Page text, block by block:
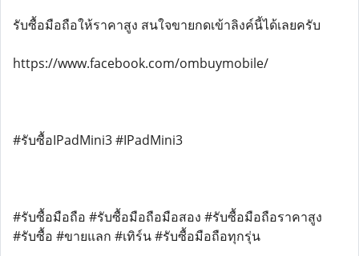
รับซื้อมือถือให้ราคาสูง สนใจขายกดเข้าลิงค์นี้ได้เลยครับ
https://www.facebook.com/ombuymobile/
#รับซื้อIPadMini3 #IPadMini3
#รับซื้อมือถือ #รับซื้อมือถือมือสอง #รับซื้อมือถือราคาสูง
#รับซื้อ #ขายแลก #เทิร์น #รับซื้อมือถือทุกรุ่น